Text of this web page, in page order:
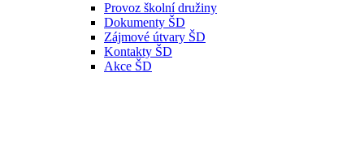
Provoz školní družiny
Dokumenty ŠD
Zájmové útvary ŠD
Kontakty ŠD
Akce ŠD